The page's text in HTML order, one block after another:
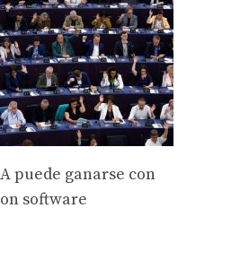
puede ganarse con
software